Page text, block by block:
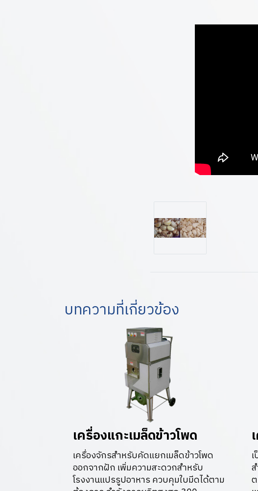
บทความที่เกี่ยวข้อง
เครื่องแกะเมล็ดข้าวโพด
เครื่องจักรสำหรับคัดแยกเมล็ดข้าวโพด
ออกจากฝัก เพิ่มความสะดวกสำหรับ
โรงงานแปรรูปอาหาร ควบคุมใบมีดได้ตาม